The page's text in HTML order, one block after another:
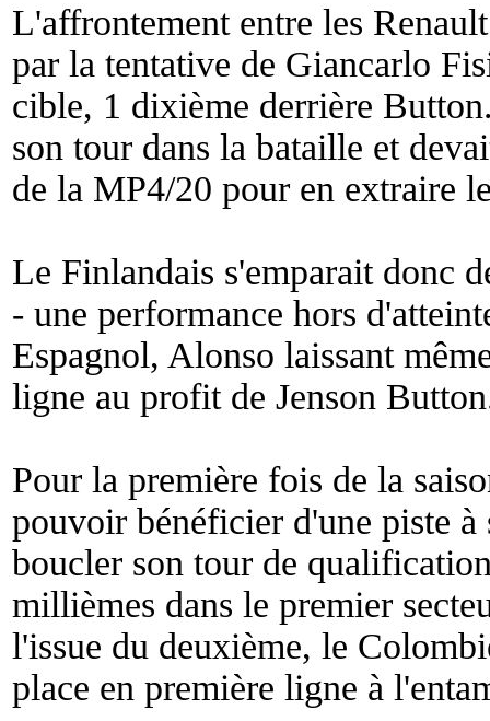
L'affrontement entre les
par la tentative de Giancarlo
cible, 1 dixième derrière
son tour dans la bataille et
de la MP4/20 pour en extraire
Le Finlandais s'emparait donc
- une performance hors
Espagnol, Alonso laissant
ligne au profit de Jenson
Pour la première fois de la
pouvoir bénéficier d'une piste
boucler son tour de
millièmes dans le premier
l'issue du deuxième, le
place en première ligne à